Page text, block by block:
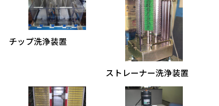
チップ洗浄装置
ストレーナー洗浄装置